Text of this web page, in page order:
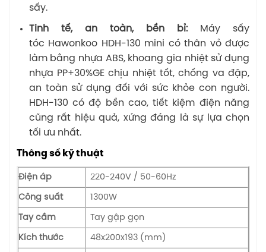
sấy.
Tinh tế, an toàn, bền bỉ:Máy sấy
tóc Hawonkoo HDH-130 mini có thân vỏ được
làm bằng nhựa ABS, khoang gia nhiệt sử dụng
nhựa PP+30%GE chịu nhiệt tốt, chống va đập,
an toàn sử dụng đối với sức khỏe con người.
HDH-130 có độ bền cao, tiết kiệm điện năng
cũng rất hiệu quả, xứng đáng là sự lựa chọn
tối ưu nhất.
Thông số kỹ thuật
Điện áp 220-240V / 50-60Hz
Công suất 1300W
Tay cầm Tay gập gọn
Kích thước 48x200x193 (mm)